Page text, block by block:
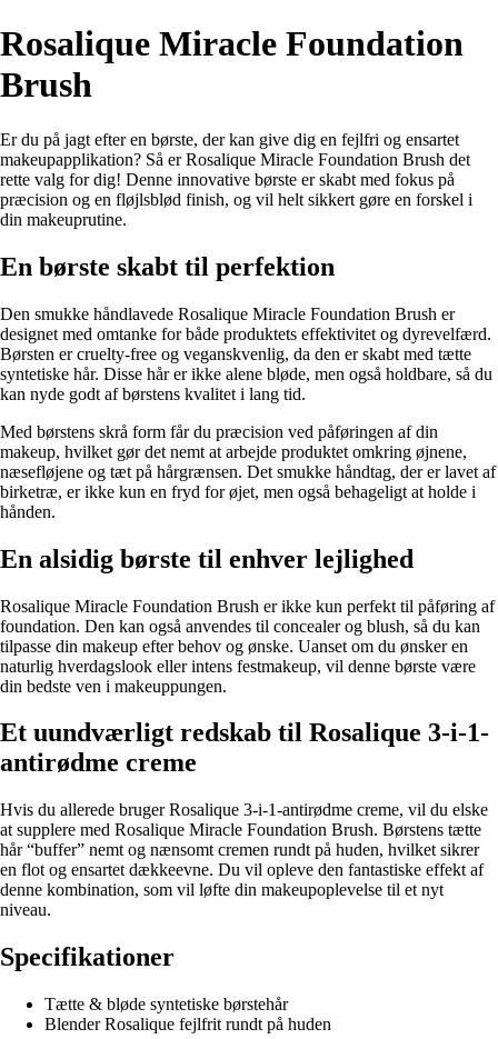
Rosalique Miracle Foundation
Brush
Er du på jagt efter en børste, der kan give dig en fejlfri og ensartet
makeupapplikation? Så er Rosalique Miracle Foundation Brush det
rette valg for dig! Denne innovative børste er skabt med fokus på
præcision og en fløjlsblød finish, og vil helt sikkert gøre en forskel i
din makeuprutine.
En børste skabt til perfektion
Den smukke håndlavede Rosalique Miracle Foundation Brush er
designet med omtanke for både produktets effektivitet og dyrevelfærd.
Børsten er cruelty-free og veganskvenlig, da den er skabt med tætte
syntetiske hår. Disse hår er ikke alene bløde, men også holdbare, så du
kan nyde godt af børstens kvalitet i lang tid.
Med børstens skrå form får du præcision ved påføringen af din
makeup, hvilket gør det nemt at arbejde produktet omkring øjnene,
næsefløjene og tæt på hårgrænsen. Det smukke håndtag, der er lavet af
birketræ, er ikke kun en fryd for øjet, men også behageligt at holde i
hånden.
En alsidig børste til enhver lejlighed
Rosalique Miracle Foundation Brush er ikke kun perfekt til påføring af
foundation. Den kan også anvendes til concealer og blush, så du kan
tilpasse din makeup efter behov og ønske. Uanset om du ønsker en
naturlig hverdagslook eller intens festmakeup, vil denne børste være
din bedste ven i makeuppungen.
Et uundværligt redskab til Rosalique 3-i-1-
antirødme creme
Hvis du allerede bruger Rosalique 3-i-1-antirødme creme, vil du elske
at supplere med Rosalique Miracle Foundation Brush. Børstens tætte
hår “buffer” nemt og nænsomt cremen rundt på huden, hvilket sikrer
en flot og ensartet dækkeevne. Du vil opleve den fantastiske effekt af
denne kombination, som vil løfte din makeupoplevelse til et nyt
niveau.
Specifikationer
Tætte & bløde syntetiske børstehår
Blender Rosalique fejlfrit rundt på huden